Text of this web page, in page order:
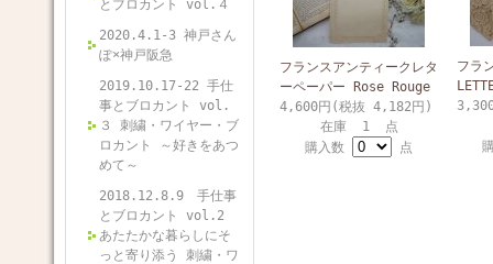
とブロカント vol.４
2020.4.1-3 神戸さん
ぽ×神戸阪急
2019.10.17-22 手仕
事とブロカント vol.
３ 刺繍・ワイヤー・ブ
ロカント ～好きをあつ
めて～
2018.12.8.9 手仕事
とブロカント vol.2
あたたかな暮らしにそ
っと寄り添う 刺繍・ワ
フランスアンティークレタ
ーペーパー Rose Rouge
4,600円(税抜 4,182円)
在庫 1 点
購入数
点
フラ